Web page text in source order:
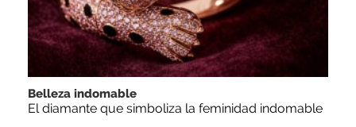
Belleza indomable
El diamante que simboliza la feminidad indomable